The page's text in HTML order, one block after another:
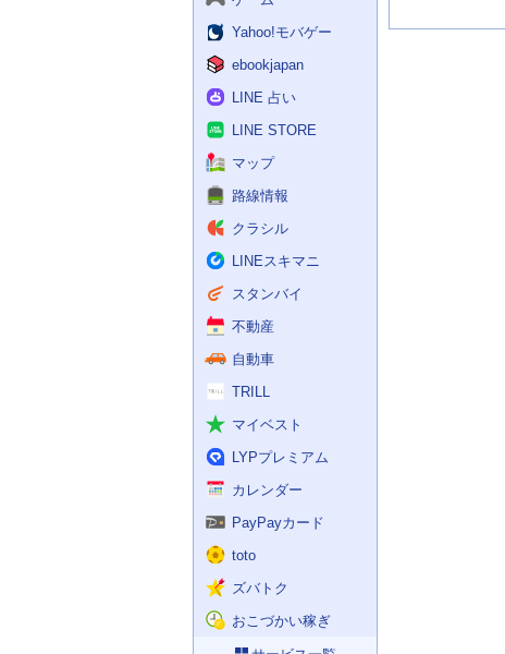
Yahoo!モバゲー
ebookjapan
LINE 占い
LINE STORE
マップ
路線情報
クラシル
LINEスキマニ
スタンバイ
不動産
自動車
TRILL
マイベスト
LYPプレミアム
カレンダー
PayPayカード
toto
ズバトク
おこづかい稼ぎ